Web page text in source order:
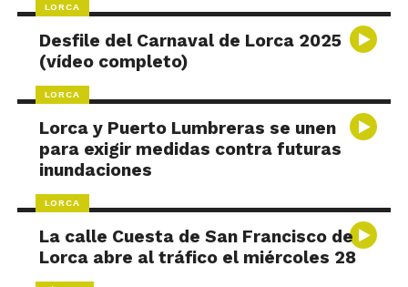
LORCA
Desfile del Carnaval de Lorca 2025
(vídeo completo)
LORCA
Lorca y Puerto Lumbreras se unen
para exigir medidas contra futuras
inundaciones
LORCA
La calle Cuesta de San Francisco de
Lorca abre al tráfico el miércoles 28